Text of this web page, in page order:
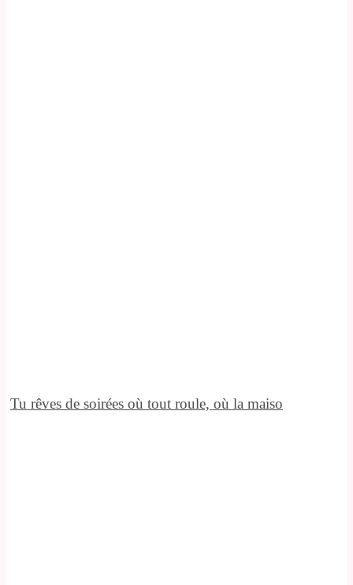
Tu rêves de soirées où tout roule, où la maiso